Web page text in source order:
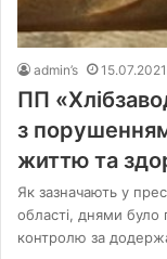
admin’s 15.07.2021
ПП
з
життю та
Як зазначають у
області, днями було
контролю за